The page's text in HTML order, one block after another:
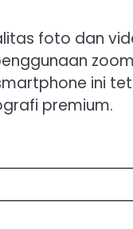
foto dan
ini
premium.